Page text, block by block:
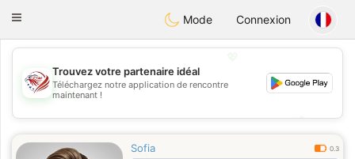
StatesDating
Toggle
Mode Connexion
💖
💕
Trouvez votre partenaire idéal
Téléchargez notre application de rencontre
maintenant !
Sofia 0.3